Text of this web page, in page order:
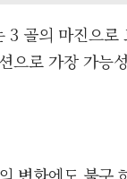
3 골의 마진으
으로 가장 가능
변화에도 불구